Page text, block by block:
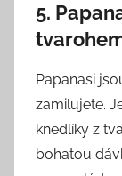
5.
Papanasi
zamilujete.
knedlíky z
bohatou